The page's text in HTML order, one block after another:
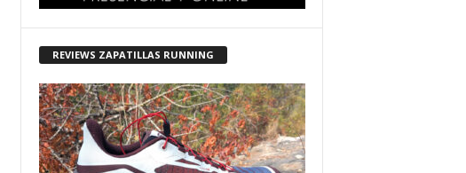
REVIEWS ZAPATILLAS RUNNING